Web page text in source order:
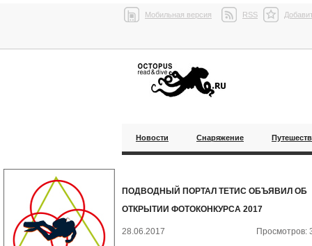
Мобильная версия RSS
Новости Снаряжение
ПОДВОДНЫЙ ПОРТАЛ ТЕТИС ОБЪЯВИЛ ОБ
ОТКРЫТИИ ФОТОКОНКУРСА 2017
28.06.2017 Просмотров: